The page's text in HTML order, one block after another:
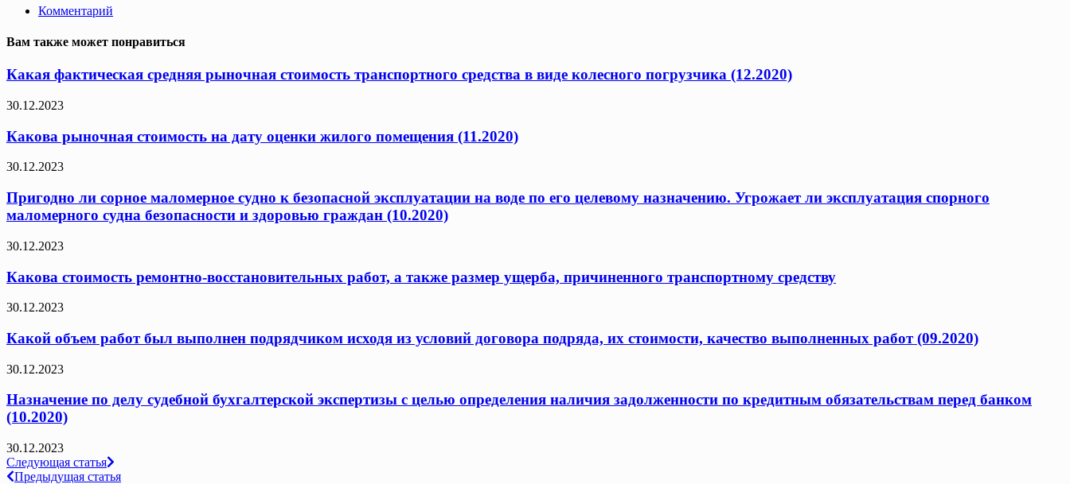
Комментарий
Вам также может понравиться
Какая фактическая средняя рыночная стоимость транспортного средства в виде колесного погрузчика (12.2020)
30.12.2023
Какова рыночная стоимость на дату оценки жилого помещения (11.2020)
30.12.2023
Пригодно ли сорное маломерное судно к безопасной эксплуатации на воде по его целевому назначению. Угрожает ли эксплуатация спорного
маломерного судна безопасности и здоровью граждан (10.2020)
30.12.2023
Какова стоимость ремонтно-восстановительных работ, а также размер ущерба, причиненного транспортному средству
30.12.2023
Какой объем работ был выполнен подрядчиком исходя из условий договора подряда, их стоимости, качество выполненных работ (09.2020)
30.12.2023
Назначение по делу судебной бухгалтерской экспертизы с целью определения наличия задолженности по кредитным обязательствам перед банком
(10.2020)
30.12.2023
Навигация
Следующая статья
Предыдущая статья